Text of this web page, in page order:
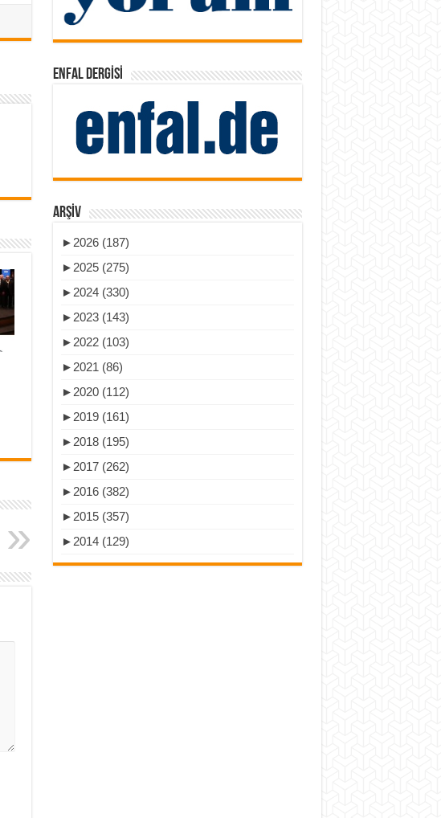
ENFAL DERGISI
ARŞIV
► 2026 (187)
► 2025 (275)
► 2024 (330)
► 2023 (143)
► 2022 (103)
► 2021 (86)
► 2020 (112)
► 2019 (161)
► 2018 (195)
► 2017 (262)
► 2016 (382)
► 2015 (357)
► 2014 (129)